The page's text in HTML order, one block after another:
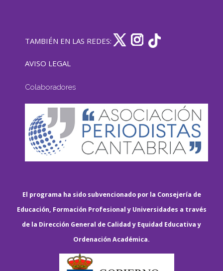
TAMBIÉN EN LAS REDES:
AVISO LEGAL
Colaboradores
El programa ha sido subvencionado por la Consejería de
Educación, Formación Profesional y Universidades a través
de la Dirección General de Calidad y Equidad Educativa y
Ordenación Académica.